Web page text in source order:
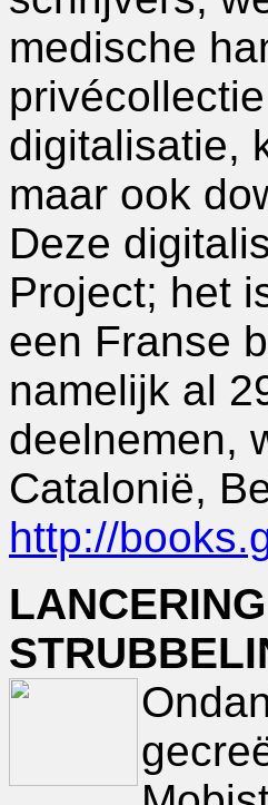
medische
digitalisatie,
maar ook
Deze
Project; het
een Franse
namelijk al
deelnemen,
Catalonië,
http://